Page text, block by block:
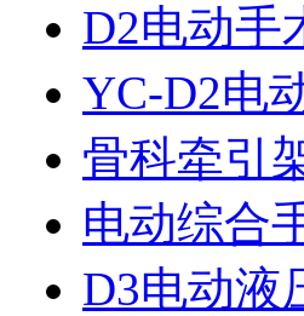
D2电动手
YC-D2电
骨科牵引
电动综合
D3电动液